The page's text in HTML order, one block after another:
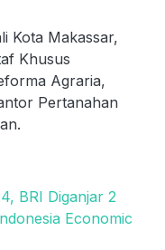
Kota Makassar,
Khusus
Agraria,
Pertanahan
BRI Diganjar 2
Economic